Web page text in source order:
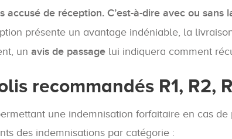
accusé de réception. C’est-à-dire avec ou
présente un avantage indéniable, la
un avis de passage lui indiquera comment
recommandés R1, R2,
une indemnisation forfaitaire en cas
des indemnisations par catégorie :